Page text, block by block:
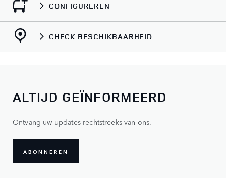
CONFIGUREREN
CHECK BESCHIKBAARHEID
ALTIJD GEÏNFORMEERD
Ontvang uw updates rechtstreeks van ons.
ABONNEREN